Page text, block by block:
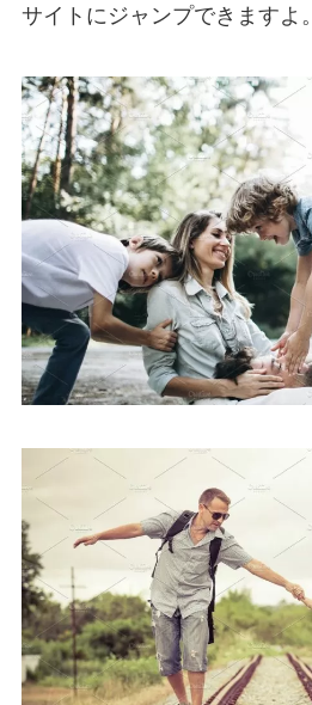
サイトにジャンプできますよ。